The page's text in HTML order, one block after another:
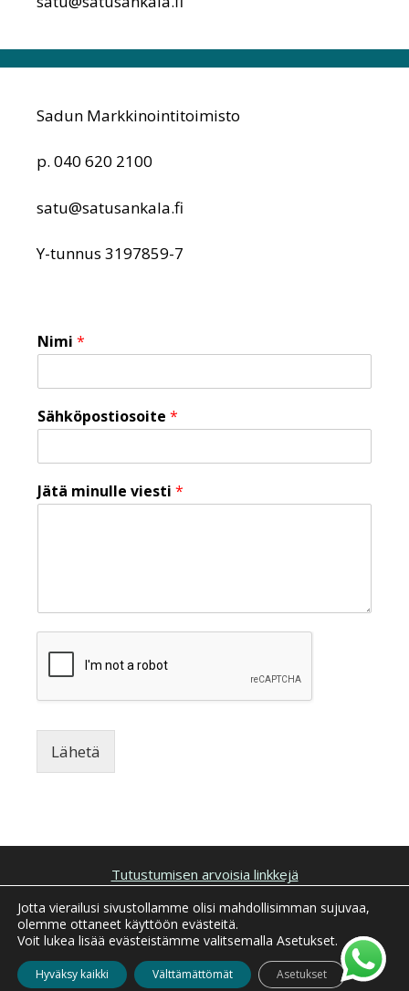
Sadun Markkinointitoimisto
p. 040 620 2100
satu@satusankala.fi
Y-tunnus 3197859-7
Nimi *
Sähköpostiosoite *
Jätä minulle viesti *
Lähetä
Tutustumisen arvoisia linkkejä
Tietosuoja ja evästeet
Jotta vierailusi sivustollamme olisi mahdollisimman sujuvaa,
olemme ottaneet käyttöön evästeitä.
Voit lukea lisää evästeistämme valitsemalla Asetukset.
Hyväksy kaikki Välttämättömät Asetukset